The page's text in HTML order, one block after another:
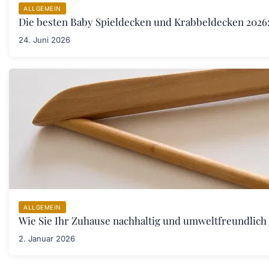
ALLGEMEIN
Die besten Baby Spieldecken und Krabbeldecken
24. Juni 2026
ALLGEMEIN
Wie Sie Ihr Zuhause nachhaltig und umweltfreundlich
2. Januar 2026